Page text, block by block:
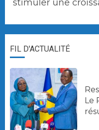
stimuler une
FIL D'ACTUALITÉ
Le